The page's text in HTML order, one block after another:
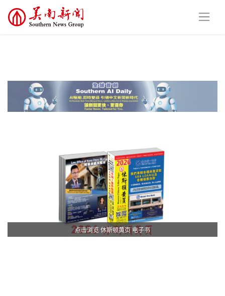
点击浏览 休斯顿黄页 电子书